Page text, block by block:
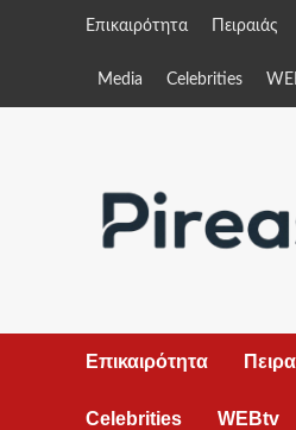
Επικαιρότητα Πειραιάς
Media Celebrities
Επικαιρότητα
Celebrities WEBtv